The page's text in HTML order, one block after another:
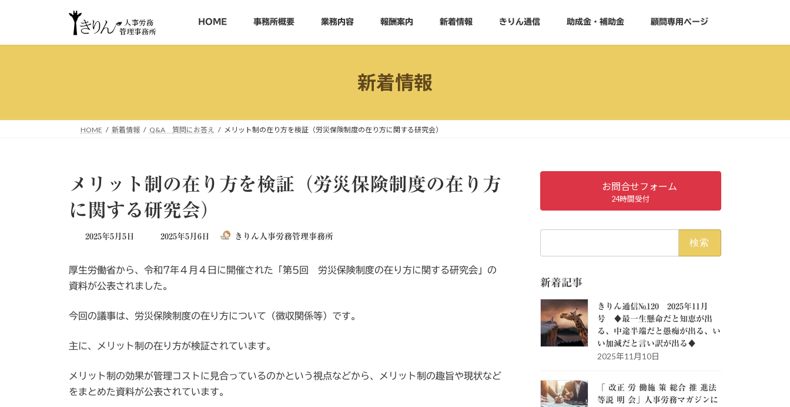
ッ
移
HOME 事務所概要 業務内容 報酬案内 新着情報 きりん通信 助成金・補助金 顧問専用ページ
新着情報
HOME 新着情報 Q&A 質問にお答え メリット制の在り方を検証（労災保険制度の在り方に関する研究会）
メリット制の在り方を検証（労災保険制度の在り方
に関する研究会）
2025年5月5日
最
新
日
2025年5月6日 きりん人事労務管理事務所
厚生労働省から、令和7年４月４日に開催された「第5回 労災保険制度の在り方に関する研究会」の
資料が公表されました。
今回の議事は、労災保険制度の在り方について（徴収関係等）です。
主に、メリット制の在り方が検証されています。
メリット制の効果が管理コストに見合っているのかという視点などから、メリット制の趣旨や現状など
をまとめた資料が公表されています。
お問合せフォーム
24時間受付
新着記事
きりん通信№120 2025年11月
号 ♦最一生懸命だと知恵が出
る、中途半端だと愚痴が出る、い
い加減だと言い訳が出る♦
2025年11月10日
「 改正 労 働施 策 総合 推 進法
等説 明 会」人事労務マガジンに